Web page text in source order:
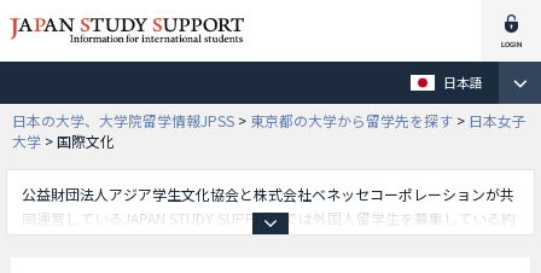
日本語
日本の大学、大学院留学情報JPSS > 東京都の大学から留学先を探す > 日本女子
大学 >国際文化
公益財団法人アジア学生文化協会と株式会社ベネッセコーポレーションが共
同運営しているJAPAN STUDY SUPPORTでは外国人留学生を募集している約